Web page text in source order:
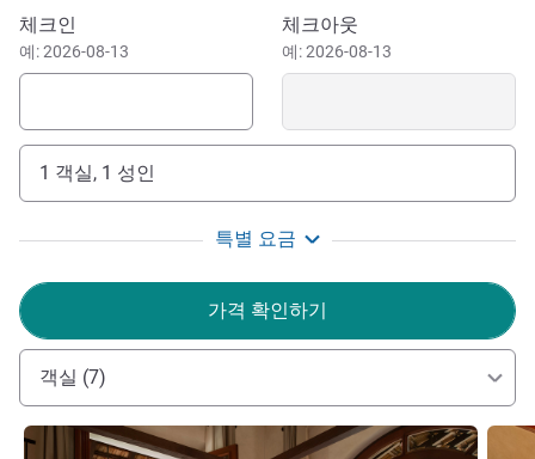
the Dzibilchaltún Archaeological Zone (8.5 km) and the
historic center of Mérida (14 km). Additionally, it is an
excellent starting point for attractions such as Izamal (84
Zone (138 km). Guests traveling for business are close to
companies like AEI Mérida (1.3 km), Argo Almacenadora
(1.6 km), and Operadora Ganso Azul (5.6 km).
Merida, Yucatan is the perfect place to immerse into
charm with Spanish influences, its streets are lined with
color and music, creating a captivating destination where
time has stopped.
이 호텔 예약하기
체크인
예: 2026-08-13
체크아웃
예: 2026-08-13
1 객실, 1 성인
특별 요금
가격 확인하기
객실 (7)
세부 정보 보기 세부